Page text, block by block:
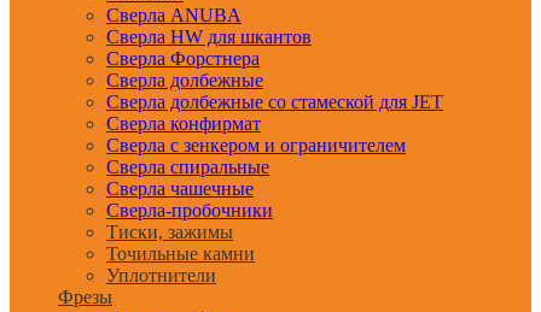
Сверла ANUBA
Сверла HW для шкантов
Сверла Форстнера
Сверла долбежные
Сверла долбежные со стамеской для JET
Сверла конфирмат
Сверла с зенкером и ограничителем
Сверла спиральные
Сверла чашечные
Сверла-пробочники
Тиски, зажимы
Точильные камни
Уплотнители
Фрезы